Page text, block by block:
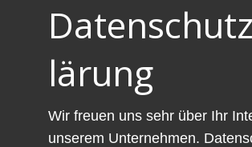
lärung
Wir freuen uns sehr über Ihr
unserem Unternehmen.